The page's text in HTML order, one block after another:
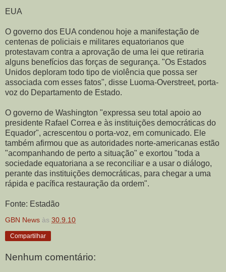
EUA
O governo dos EUA condenou hoje a manifestação de
centenas de policiais e militares equatorianos que
protestavam contra a aprovação de uma lei que retiraria
alguns benefícios das forças de segurança. "Os Estados
Unidos deploram todo tipo de violência que possa ser
associada com esses fatos", disse Luoma-Overstreet, porta-
voz do Departamento de Estado.
O governo de Washington "expressa seu total apoio ao
presidente Rafael Correa e às instituições democráticas do
Equador", acrescentou o porta-voz, em comunicado. Ele
também afirmou que as autoridades norte-americanas estão
"acompanhando de perto a situação" e exortou "toda a
sociedade equatoriana a se reconciliar e a usar o diálogo,
perante das instituições democráticas, para chegar a uma
rápida e pacífica restauração da ordem".
Fonte: Estadão
GBN News às 30.9.10
Compartilhar
Nenhum comentário: